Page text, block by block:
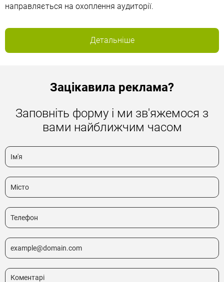
направляється на охоплення аудиторії.
Детальніше
Зацікавила реклама?
Заповніть форму і ми зв'яжемося з
вами найближчим часом